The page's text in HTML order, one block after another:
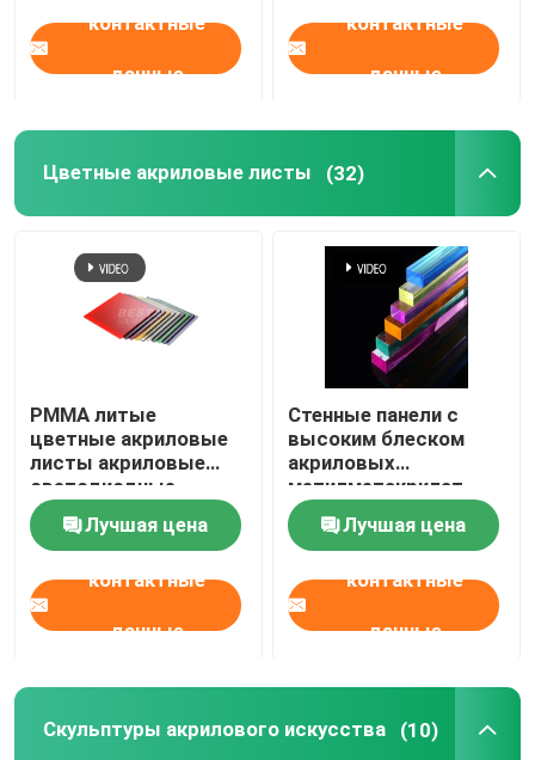
контактные
данные
контактные
данные
Цветные акриловые листы (32)
PMMA литые
цветные акриловые
листы акриловые
светодиодные
вывески 4ft x 8ft
Лучшая цена
контактные
данные
Стенные панели с
высоким блеском
акриловых
метилметакрилат
пластиковый
стеклянный лист 2-
120 мм
Лучшая цена
контактные
данные
Скульптуры акрилового искусства (10)